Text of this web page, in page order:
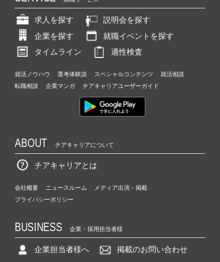
求人を探す
説明会を探す
企業を探す
就職イベントを探す
タイムライン
適性検査
就活ノウハウ 選考体験談 スペシャルコンテンツ
就活相談
転職相談
企業マンガ チアキャリアユーザーガイド
ABOUT チアキャリアについて
チアキャリアとは
会社概要 ニュースルーム
メディア出演・掲載
プライバシーポリシー
BUSINESS 企業・採用担当者様
企業担当者様へ 掲載のお問い合わせ